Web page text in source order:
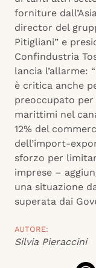
forniture
director del
Pitigliani” e
Confindustria
lancia l’allarme:
è critica anche
preoccupato
marittimi nel
12% del
dell’import-
sforzo per
imprese –
una situazione
superata dai
AUTORE:
Silvia Pieraccini